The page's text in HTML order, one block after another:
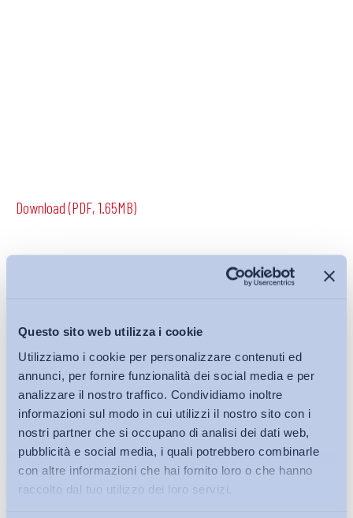
Questo sito web utilizza i cookie
Utilizziamo i cookie per personalizzare contenuti ed
annunci, per fornire funzionalità dei social media e per
analizzare il nostro traffico. Condividiamo inoltre
informazioni sul modo in cui utilizzi il nostro sito con i
nostri partner che si occupano di analisi dei dati web,
pubblicità e social media, i quali potrebbero combinarle
con altre informazioni che hai fornito loro o che hanno
raccolto dal tuo utilizzo dei loro servizi.
Download (PDF, 1.65MB)
Iscriviti alla Newsletter